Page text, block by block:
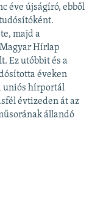
éve újságíró, ebből
majd a
Hírlap
Ez utóbbit és a
éveken
uniós hírportál
évtizeden át az
állandó